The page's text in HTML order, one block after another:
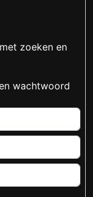
zoeken en
wachtwoord